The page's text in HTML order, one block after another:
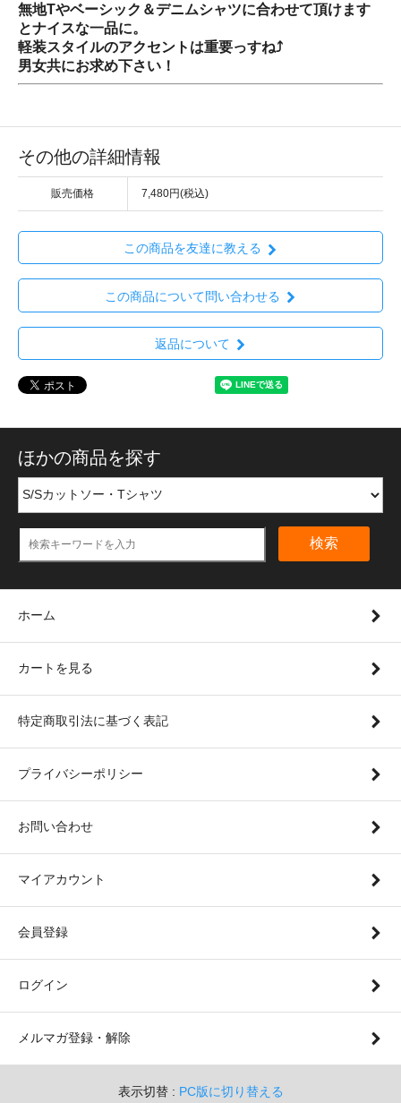
無地Tやベーシック＆デニムシャツに合わせて頂けます
とナイスな一品に。
軽装スタイルのアクセントは重要っすね⤴︎
男女共にお求め下さい！
その他の詳細情報
販売価格 7,480円(税込)
この商品を友達に教える
この商品について問い合わせる
返品について
ほかの商品を探す
検索
ホーム
カートを見る
特定商取引法に基づく表記
プライバシーポリシー
お問い合わせ
マイアカウント
会員登録
ログイン
メルマガ登録・解除
表示切替 : PC版に切り替える